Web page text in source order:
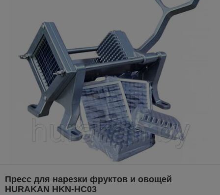
Пресс для нарезки фруктов и овощей
HURAKAN HKN-HC03